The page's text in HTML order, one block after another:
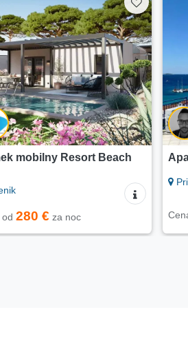
4.7/5
Villa Maria
od50 €za noc